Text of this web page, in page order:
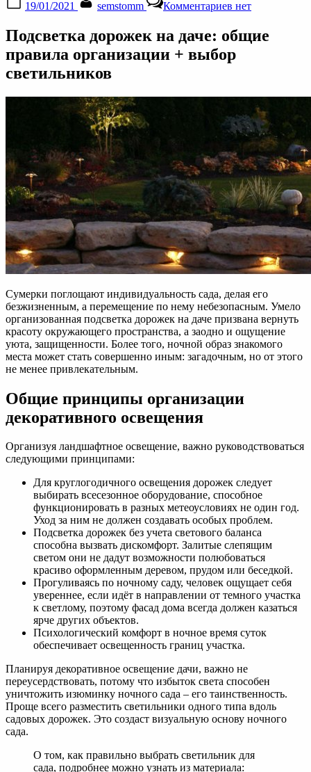
on
19/01/2021 semstomm Комментариевзаписи
дорожек
даче
декора
выбор
светильников
нет
Подсветка дорожек на даче: общие
правила организации + выбор
светильников
Сумерки поглощают индивидуальность сада, делая его
безжизненным, а перемещение по нему небезопасным. Умело
организованная подсветка дорожек на даче призвана вернуть
красоту окружающего пространства, а заодно и ощущение
уюта, защищенности. Более того, ночной образ знакомого
места может стать совершенно иным: загадочным, но от этого
не менее привлекательным.
Общие принципы организации
декоративного освещения
Организуя ландшафтное освещение, важно руководствоваться
следующими принципами:
Для круглогодичного освещения дорожек следует
выбирать всесезонное оборудование, способное
функционировать в разных метеоусловиях не один год.
Уход за ним не должен создавать особых проблем.
Подсветка дорожек без учета светового баланса
способна вызвать дискомфорт. Залитые слепящим
светом они не дадут возможности полюбоваться
красиво оформленным деревом, прудом или беседкой.
Прогуливаясь по ночному саду, человек ощущает себя
увереннее, если идёт в направлении от темного участка
к светлому, поэтому фасад дома всегда должен казаться
ярче других объектов.
Психологический комфорт в ночное время суток
обеспечивает освещенность границ участка.
Планируя декоративное освещение дачи, важно не
переусердствовать, потому что избыток света способен
уничтожить изюминку ночного сада – его таинственность.
Проще всего разместить светильники одного типа вдоль
садовых дорожек. Это создаст визуальную основу ночного
сада.
О том, как правильно выбрать светильник для
сада, подробнее можно узнать из материала: